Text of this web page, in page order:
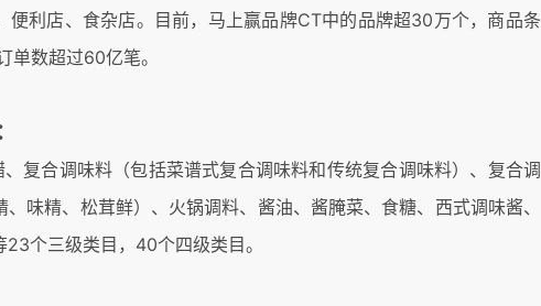
便利店、食杂店。目前，马上赢品牌CT中的品牌超30万个，商品条
单数超过60亿笔。
复合调味料（包括菜谱式复合调味料和传统复合调味料）、复合调
味精、松茸鲜）、火锅调料、酱油、酱腌菜、食糖、西式调味酱、
个三级类目，40个四级类目。